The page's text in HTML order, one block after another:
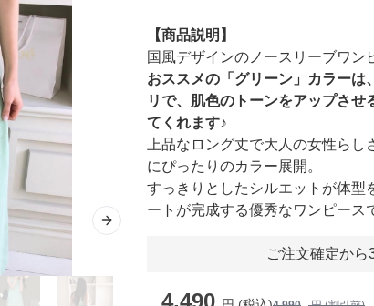
Next slide
【商品説明】
国風デザインのノースリーブワン
おススメの「グリーン」カラーは
リで、肌色のトーンをアップさせ
てくれます♪
上品なロング丈で大人の女性ら
にぴったりのカラー展開。
すっきりとしたシルエットが体型
ートが完成する優秀なワンピース
ご注文確定から
4,490